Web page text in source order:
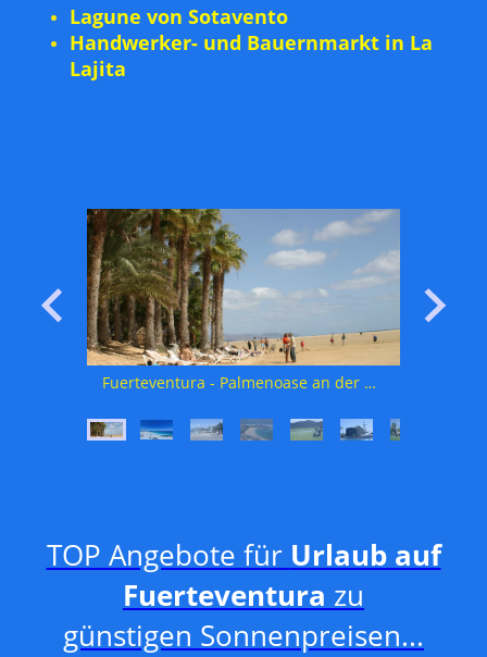
Lagune von Sotavento
Handwerker- und Bauernmarkt in La
Lajita
Fuerteventura - Palmenoase an der Playa de la Barca
TOP Angebote für Urlaub auf
Fuerteventura zu
günstigen Sonnenpreisen...